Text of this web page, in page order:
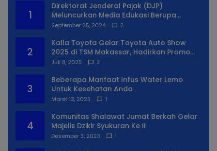
1
Direktorat Jenderal Pajak (DJP)
Meluncurkan Media Edukasi Berupa
Simulator Coretax
September 25, 2024 2
2
Kalla Toyota Gelar Toyota Auto Show
2025 di TSM Makassar, Hadirkan Promo
Spesial
Juli 8, 2025 2
3
Beberapa Manfaat Infus Water Lemo
Untuk Kesehatan Anda
Maret 13, 2023 1
4
Komunitas Shalawat Jumat Berkah Gelar
Majelis Dzikir Syukuran Ke II
Desember 3, 2023 1